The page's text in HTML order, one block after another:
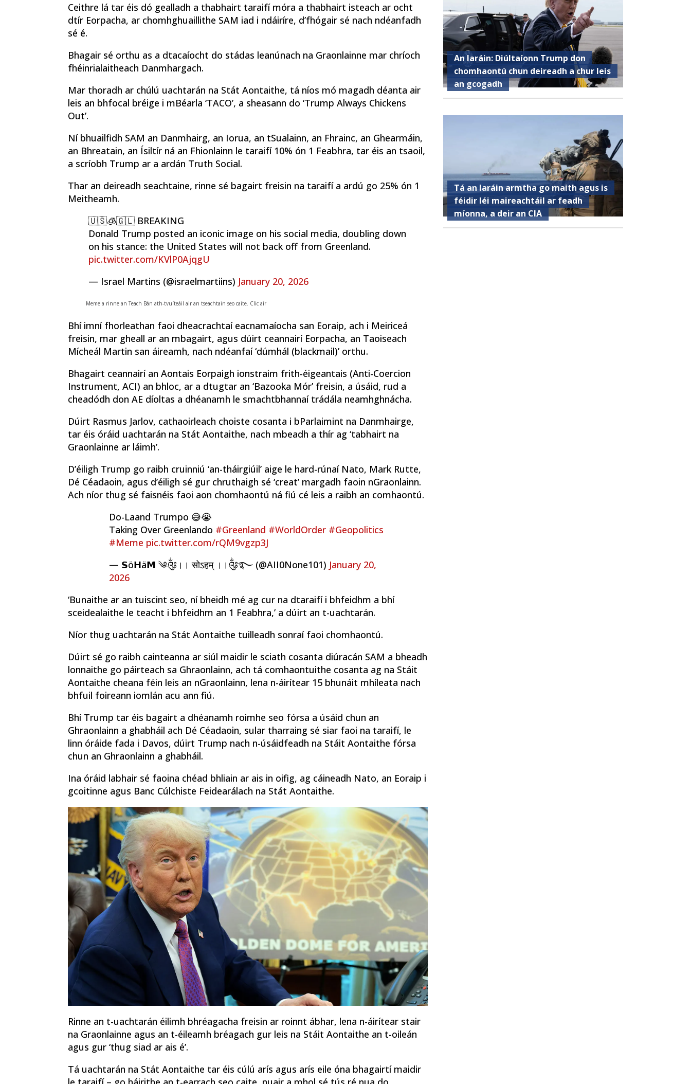
Ceithre lá tar éis dó gealladh a thabhairt taraifí móra a thabhairt isteach ar ocht
dtír Eorpacha, ar chomhghuaillithe SAM iad i ndáiríre, d’fhógair sé nach ndéanfadh
sé é.
Bhagair sé orthu as a dtacaíocht do stádas leanúnach na Graonlainne mar chríoch
fhéinrialaitheach Danmhargach.
Mar thoradh ar chúlú uachtarán na Stát Aontaithe, tá níos mó magadh déanta air
leis an bhfocal bréige i mBéarla ‘TACO’, a sheasann do ‘Trump Always Chickens
Out’.
Ní bhuailfidh SAM an Danmhairg, an Iorua, an tSualainn, an Fhrainc, an Ghearmáin,
an Bhreatain, an Ísiltír ná an Fhionlainn le taraifí 10% ón 1 Feabhra, tar éis an tsaoil,
a scríobh Trump ar a ardán Truth Social.
Thar an deireadh seachtaine, rinne sé bagairt freisin na taraifí a ardú go 25% ón 1
Meitheamh.
🇺🇸🧊🇬🇱 BREAKING
Donald Trump posted an iconic image on his social media, doubling down
on his stance: the United States will not back off from Greenland.
pic.twitter.com/KVlP0AjqgU
— Israel Martins (@israelmartiins) January 20, 2026
Meme a rinne an Teach Bán ath-tvuíteáil air an tseachtain seo caite. Clic air
Bhí imní fhorleathan faoi dheacrachtaí eacnamaíocha san Eoraip, ach i Meiriceá
freisin, mar gheall ar an mbagairt, agus dúirt ceannairí Eorpacha, an Taoiseach
Mícheál Martin san áireamh, nach ndéanfaí ‘dúmhál (blackmail)’ orthu.
Bhagairt ceannairí an Aontais Eorpaigh ionstraim frith-éigeantais (Anti-Coercion
Instrument, ACI) an bhloc, ar a dtugtar an ‘Bazooka Mór’ freisin, a úsáid, rud a
cheadódh don AE díoltas a dhéanamh le smachtbhannaí trádála neamhghnácha.
Dúirt Rasmus Jarlov, cathaoirleach choiste cosanta i bParlaimint na Danmhairge,
tar éis óráid uachtarán na Stát Aontaithe, nach mbeadh a thír ag ‘tabhairt na
Graonlainne ar láimh’.
D’éiligh Trump go raibh cruinniú ‘an-tháirgiúil’ aige le hard-rúnaí Nato, Mark Rutte,
Dé Céadaoin, agus d’éiligh sé gur chruthaigh sé ‘creat’ margadh faoin nGraonlainn.
Ach níor thug sé faisnéis faoi aon chomhaontú ná fiú cé leis a raibh an comhaontú.
Do-Laand Trumpo 😅😭
Taking Over Greenlando #Greenland #WorldOrder #Geopolitics
#Meme pic.twitter.com/rQM9vgzp3J
— 𝗦ö𝗛ä𝗠 ༄༂।। सोऽहम् ।।༂࿐ (@AII0None101) January 20,
2026
‘Bunaithe ar an tuiscint seo, ní bheidh mé ag cur na dtaraifí i bhfeidhm a bhí
sceidealaithe le teacht i bhfeidhm an 1 Feabhra,’ a dúirt an t-uachtarán.
Níor thug uachtarán na Stát Aontaithe tuilleadh sonraí faoi chomhaontú.
Dúirt sé go raibh cainteanna ar siúl maidir le sciath cosanta diúracán SAM a bheadh
​​lonnaithe go páirteach sa Ghraonlainn, ach tá comhaontuithe cosanta ag na Stáit
Aontaithe cheana féin leis an nGraonlainn, lena n-áirítear 15 bhunáit mhíleata nach
bhfuil foireann iomlán acu ann fiú.
Bhí Trump tar éis bagairt a dhéanamh roimhe seo fórsa a úsáid chun an
Ghraonlainn a ghabháil ach Dé Céadaoin, sular tharraing sé siar faoi na taraifí, le
linn óráide fada i Davos, dúirt Trump nach n-úsáidfeadh na Stáit Aontaithe fórsa
chun an Ghraonlainn a ghabháil.
Ina óráid labhair sé faoina chéad bhliain ar ais in oifig, ag cáineadh Nato, an Eoraip i
gcoitinne agus Banc Cúlchiste Feidearálach na Stát Aontaithe.
Rinne an t-uachtarán éilimh bhréagacha freisin ar roinnt ábhar, lena n-áirítear stair
na Graonlainne agus an t-éileamh bréagach gur leis na Stáit Aontaithe an t-oileán
agus gur ‘thug siad ar ais é’.
Tá uachtarán na Stát Aontaithe tar éis cúlú arís agus arís eile óna bhagairtí maidir
An Iaráin: Diúltaíonn Trump don
chomhaontú chun deireadh a chur leis
an gcogadh
Tá an Iaráin armtha go maith agus is
féidir léi maireachtáil ar feadh
míonna, a deir an CIA